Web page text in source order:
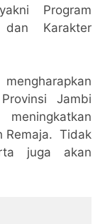
Program
dan Karakter
Jambi
Remaja. Tidak
juga akan